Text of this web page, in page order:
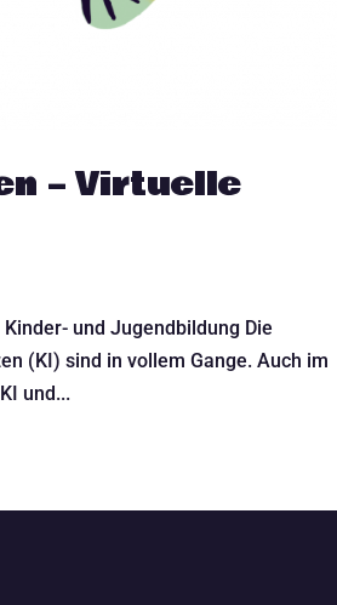
– Virtuelle
und Jugendbildung Die
(KI) sind in vollem Gange. Auch im
und...